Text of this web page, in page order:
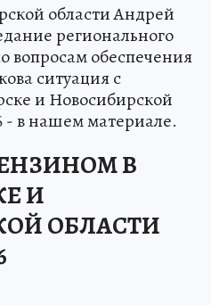
области Андрей
регионального
вопросам обеспечения
ситуация с
и Новосибирской
- в нашем материале.
В
И
ОБЛАСТИ